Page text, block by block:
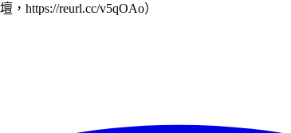
https://reurl.cc/v5qOAo）